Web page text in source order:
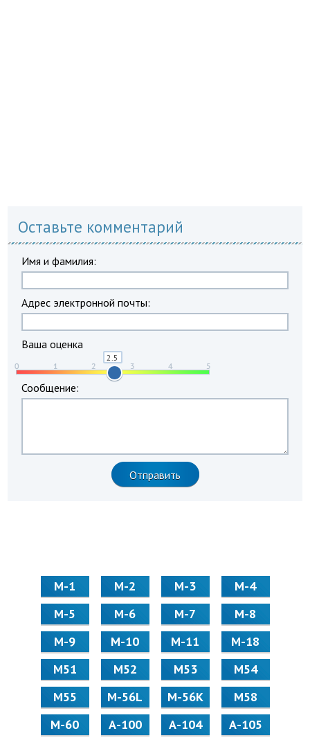
Оставьте комментарий
Имя и фамилия:
Адрес электронной почты:
Ваша оценка
Сообщение:
М-1 М-2 М-3
М-4
М-5
М-6 М-7
М-8
М-9
М-10 М-11
М-18
М51
М52 М53
М54
М55
M-56L M-56K
М58
M-60
А-100 А-104
А-105